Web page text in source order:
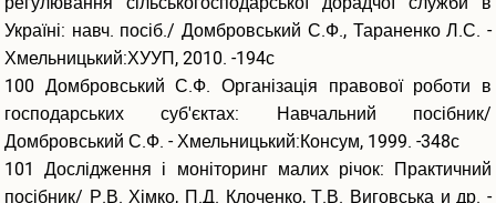
Україні: навч. посіб./ Домбровський С.Ф., Тараненко Л.С. -
Хмельницький:ХУУП, 2010. -194с
100 Домбровський С.Ф. Організація правової роботи в
господарських суб'єктах: Навчальний посібник/
Домбровський С.Ф. - Хмельницький:Консум, 1999. -348с
101 Дослідження і моніторинг малих річок: Практичний
посібник/ Р.В. Хімко, П.Д. Клоченко, Т.В. Виговська и др. -